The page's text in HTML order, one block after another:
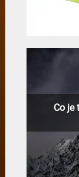
Co je